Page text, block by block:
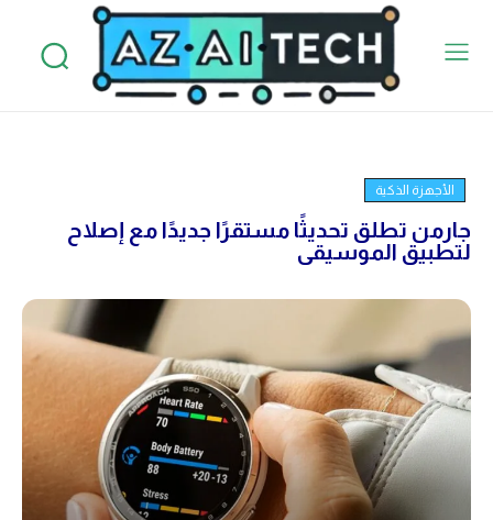
الأجهزة الذكية
جارمن تطلق تحديثًا مستقرًا جديدًا مع إصلاح
لتطبيق الموسيقى